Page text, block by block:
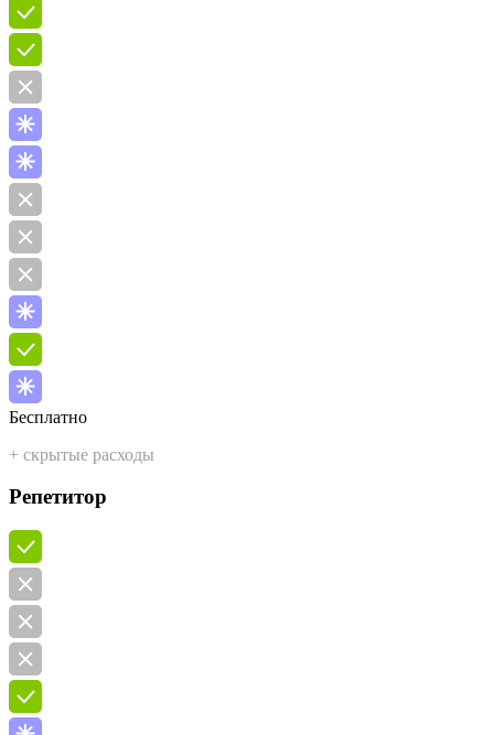
Бесплатно
+ скрытые расходы
Репетитор